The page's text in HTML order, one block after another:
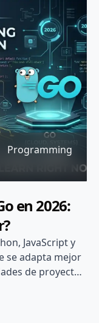
Programming
en 2026:
JavaScript y
se adapta mejor
de proyecto